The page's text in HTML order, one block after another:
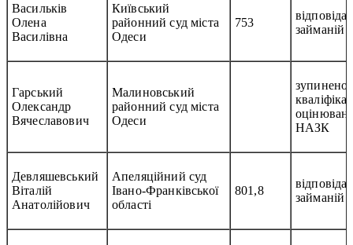
Васильків
Олена
Василівна
Київський
районний суд міста
Одеси
753
відповідає
займаній
Гарський
Олександр
Вячеславович
Малиновський
районний суд міста
Одеси
зупинено
НАЗК
Девляшевський
Віталій
Анатолійович
Апеляційний суд
Івано-Франківської
області
801,8
відповідає
займаній